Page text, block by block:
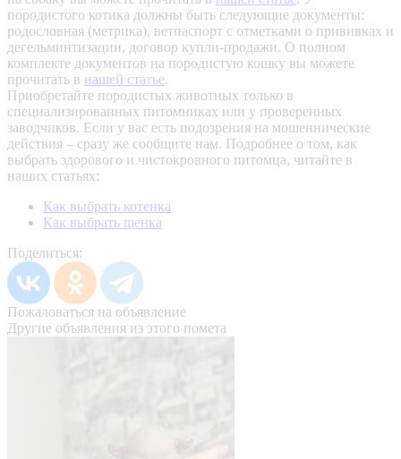
породистого котика должны быть следующие документы:
родословная (метрика), ветпаспорт с отметками о прививках и
дегельминтизации, договор купли-продажи. О полном
комплекте документов на породистую кошку вы можете
прочитать в нашей статье.
Приобретайте породистых животных только в
специализированных питомниках или у проверенных
заводчиков. Если у вас есть подозрения на мошеннические
действия – сразу же сообщите нам. Подробнее о том, как
выбрать здорового и чистокровного питомца, читайте в
наших статьях:
Как выбрать котенка
Как выбрать щенка
Поделиться:
Пожаловаться на объявление
Другие объявления из этого помета